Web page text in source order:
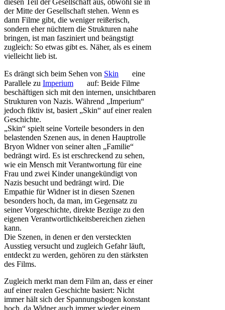
diesen Teil der Gesellschaft aus, obwohl sie in
der Mitte der Gesellschaft stehen. Wenn es
dann Filme gibt, die weniger reißerisch,
sondern eher nüchtern die Strukturen nahe
bringen, ist man fasziniert und beängstigt
zugleich: So etwas gibt es. Näher, als es einem
vielleicht lieb ist.
Es drängt sich beim Sehen von Skin
eine
Parallele zu Imperium
auf: Beide Filme
beschäftigen sich mit den internen, unsichtbaren
Strukturen von Nazis. Während „Imperium“
jedoch fiktiv ist, basiert „Skin“ auf einer realen
Geschichte.
„Skin“ spielt seine Vorteile besonders in den
belastenden Szenen aus, in denen Hauptrolle
Bryon Widner von seiner alten „Familie“
bedrängt wird. Es ist erschreckend zu sehen,
wie ein Mensch mit Verantwortung für eine
Frau und zwei Kinder unangekündigt von
Nazis besucht und bedrängt wird. Die
Empathie für Widner ist in diesen Szenen
besonders hoch, da man, im Gegensatz zu
seiner Vorgeschichte, direkte Bezüge zu den
eigenen Verantwortlichkeitsbereichen ziehen
kann.
Die Szenen, in denen er den versteckten
Ausstieg versucht und zugleich Gefahr läuft,
entdeckt zu werden, gehören zu den stärksten
des Films.
Zugleich merkt man dem Film an, dass er einer
auf einer realen Geschichte basiert: Nicht
immer hält sich der Spannungsbogen konstant
hoch, da Widner auch immer wieder einem